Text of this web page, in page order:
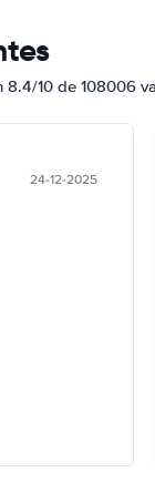
8.4/10 de 108006
24-12-2025